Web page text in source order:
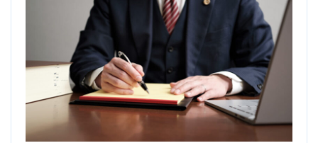
主婦の休業損害
交通事故が労災になったときの対応方法
バイクの交通事故